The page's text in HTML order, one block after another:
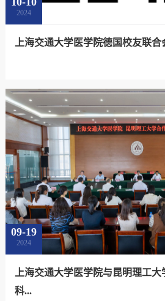
2024
上海交通大学医学院德国校友联
09-19
2024
上海交通大学医学院与昆明理工
科...